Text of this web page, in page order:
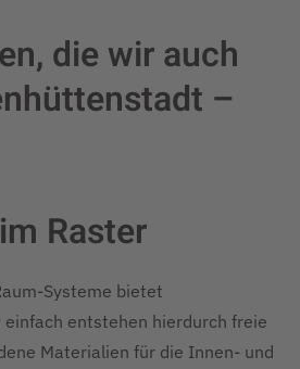
die wir auch
–
Raster
Systeme bietet
entstehen hierdurch freie
Materialien für die Innen- und